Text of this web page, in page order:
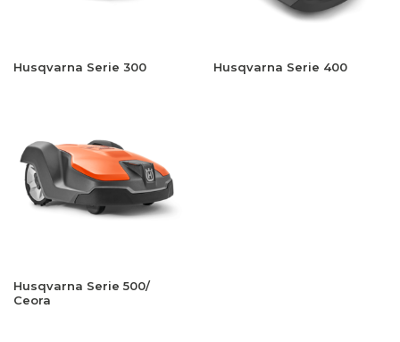
Husqvarna Serie 300 Husqvarna Serie 400
Husqvarna Serie 500/
Ceora